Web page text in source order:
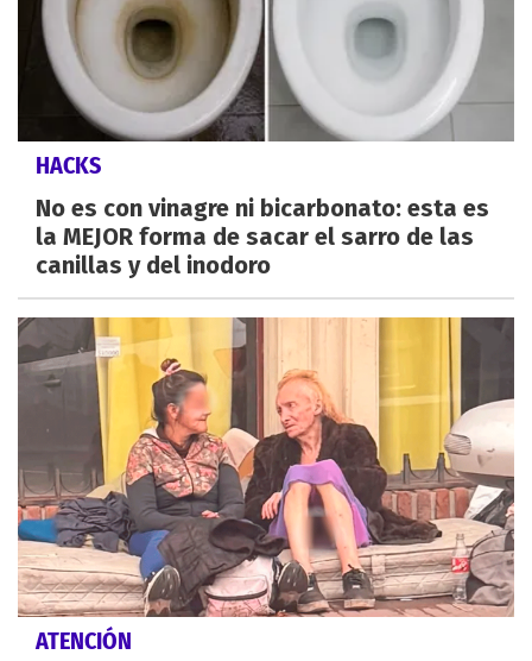
HACKS
No es con vinagre ni bicarbonato: esta es
la MEJOR forma de sacar el sarro de las
canillas y del inodoro
ATENCIÓN